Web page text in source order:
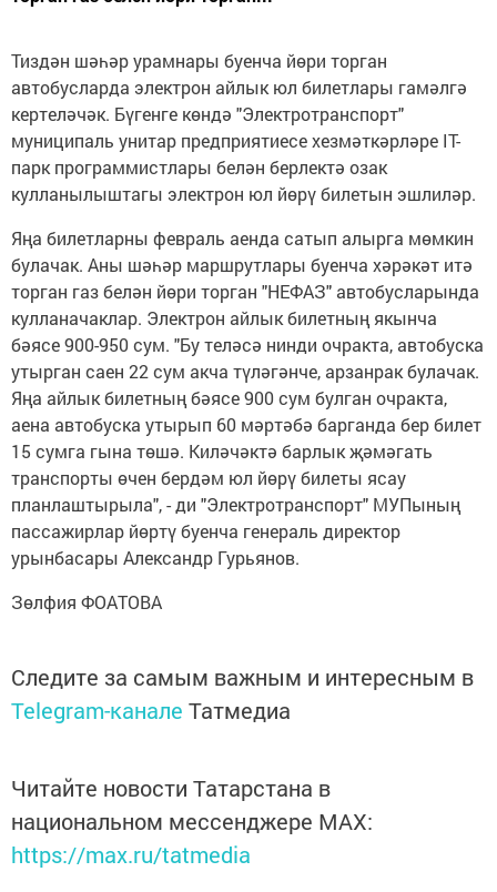
Тиздән шәһәр урамнары буенча йөри торган
автобусларда электрон айлык юл билетлары гамәлгә
кертеләчәк. Бүгенге көндә "Электротранспорт"
муниципаль унитар предприятиесе хезмәткәрләре IT-
парк программистлары белән берлектә озак
кулланылыштагы электрон юл йөрү билетын эшлиләр.
Яңа билетларны февраль аенда сатып алырга мөмкин
булачак. Аны шәһәр маршрутлары буенча хәрәкәт итә
торган газ белән йөри торган "НЕФАЗ" автобусларында
кулланачаклар. Электрон айлык билетның якынча
бәясе 900-950 сум. "Бу теләсә нинди очракта, автобуска
утырган саен 22 сум акча түләгәнче, арзанрак булачак.
Яңа айлык билетның бәясе 900 сум булган очракта,
аена автобуска утырып 60 мәртәбә барганда бер билет
15 сумга гына төшә. Киләчәктә барлык җәмәгать
транспорты өчен бердәм юл йөрү билеты ясау
планлаштырыла", - ди "Электротранспорт" МУПының
пассажирлар йөртү буенча генераль директор
урынбасары Александр Гурьянов.
Зөлфия ФОАТОВА
Следите за самым важным и интересным в
Telegram-канале Татмедиа
Читайте новости Татарстана в
национальном мессенджере MАХ:
https://max.ru/tatmedia